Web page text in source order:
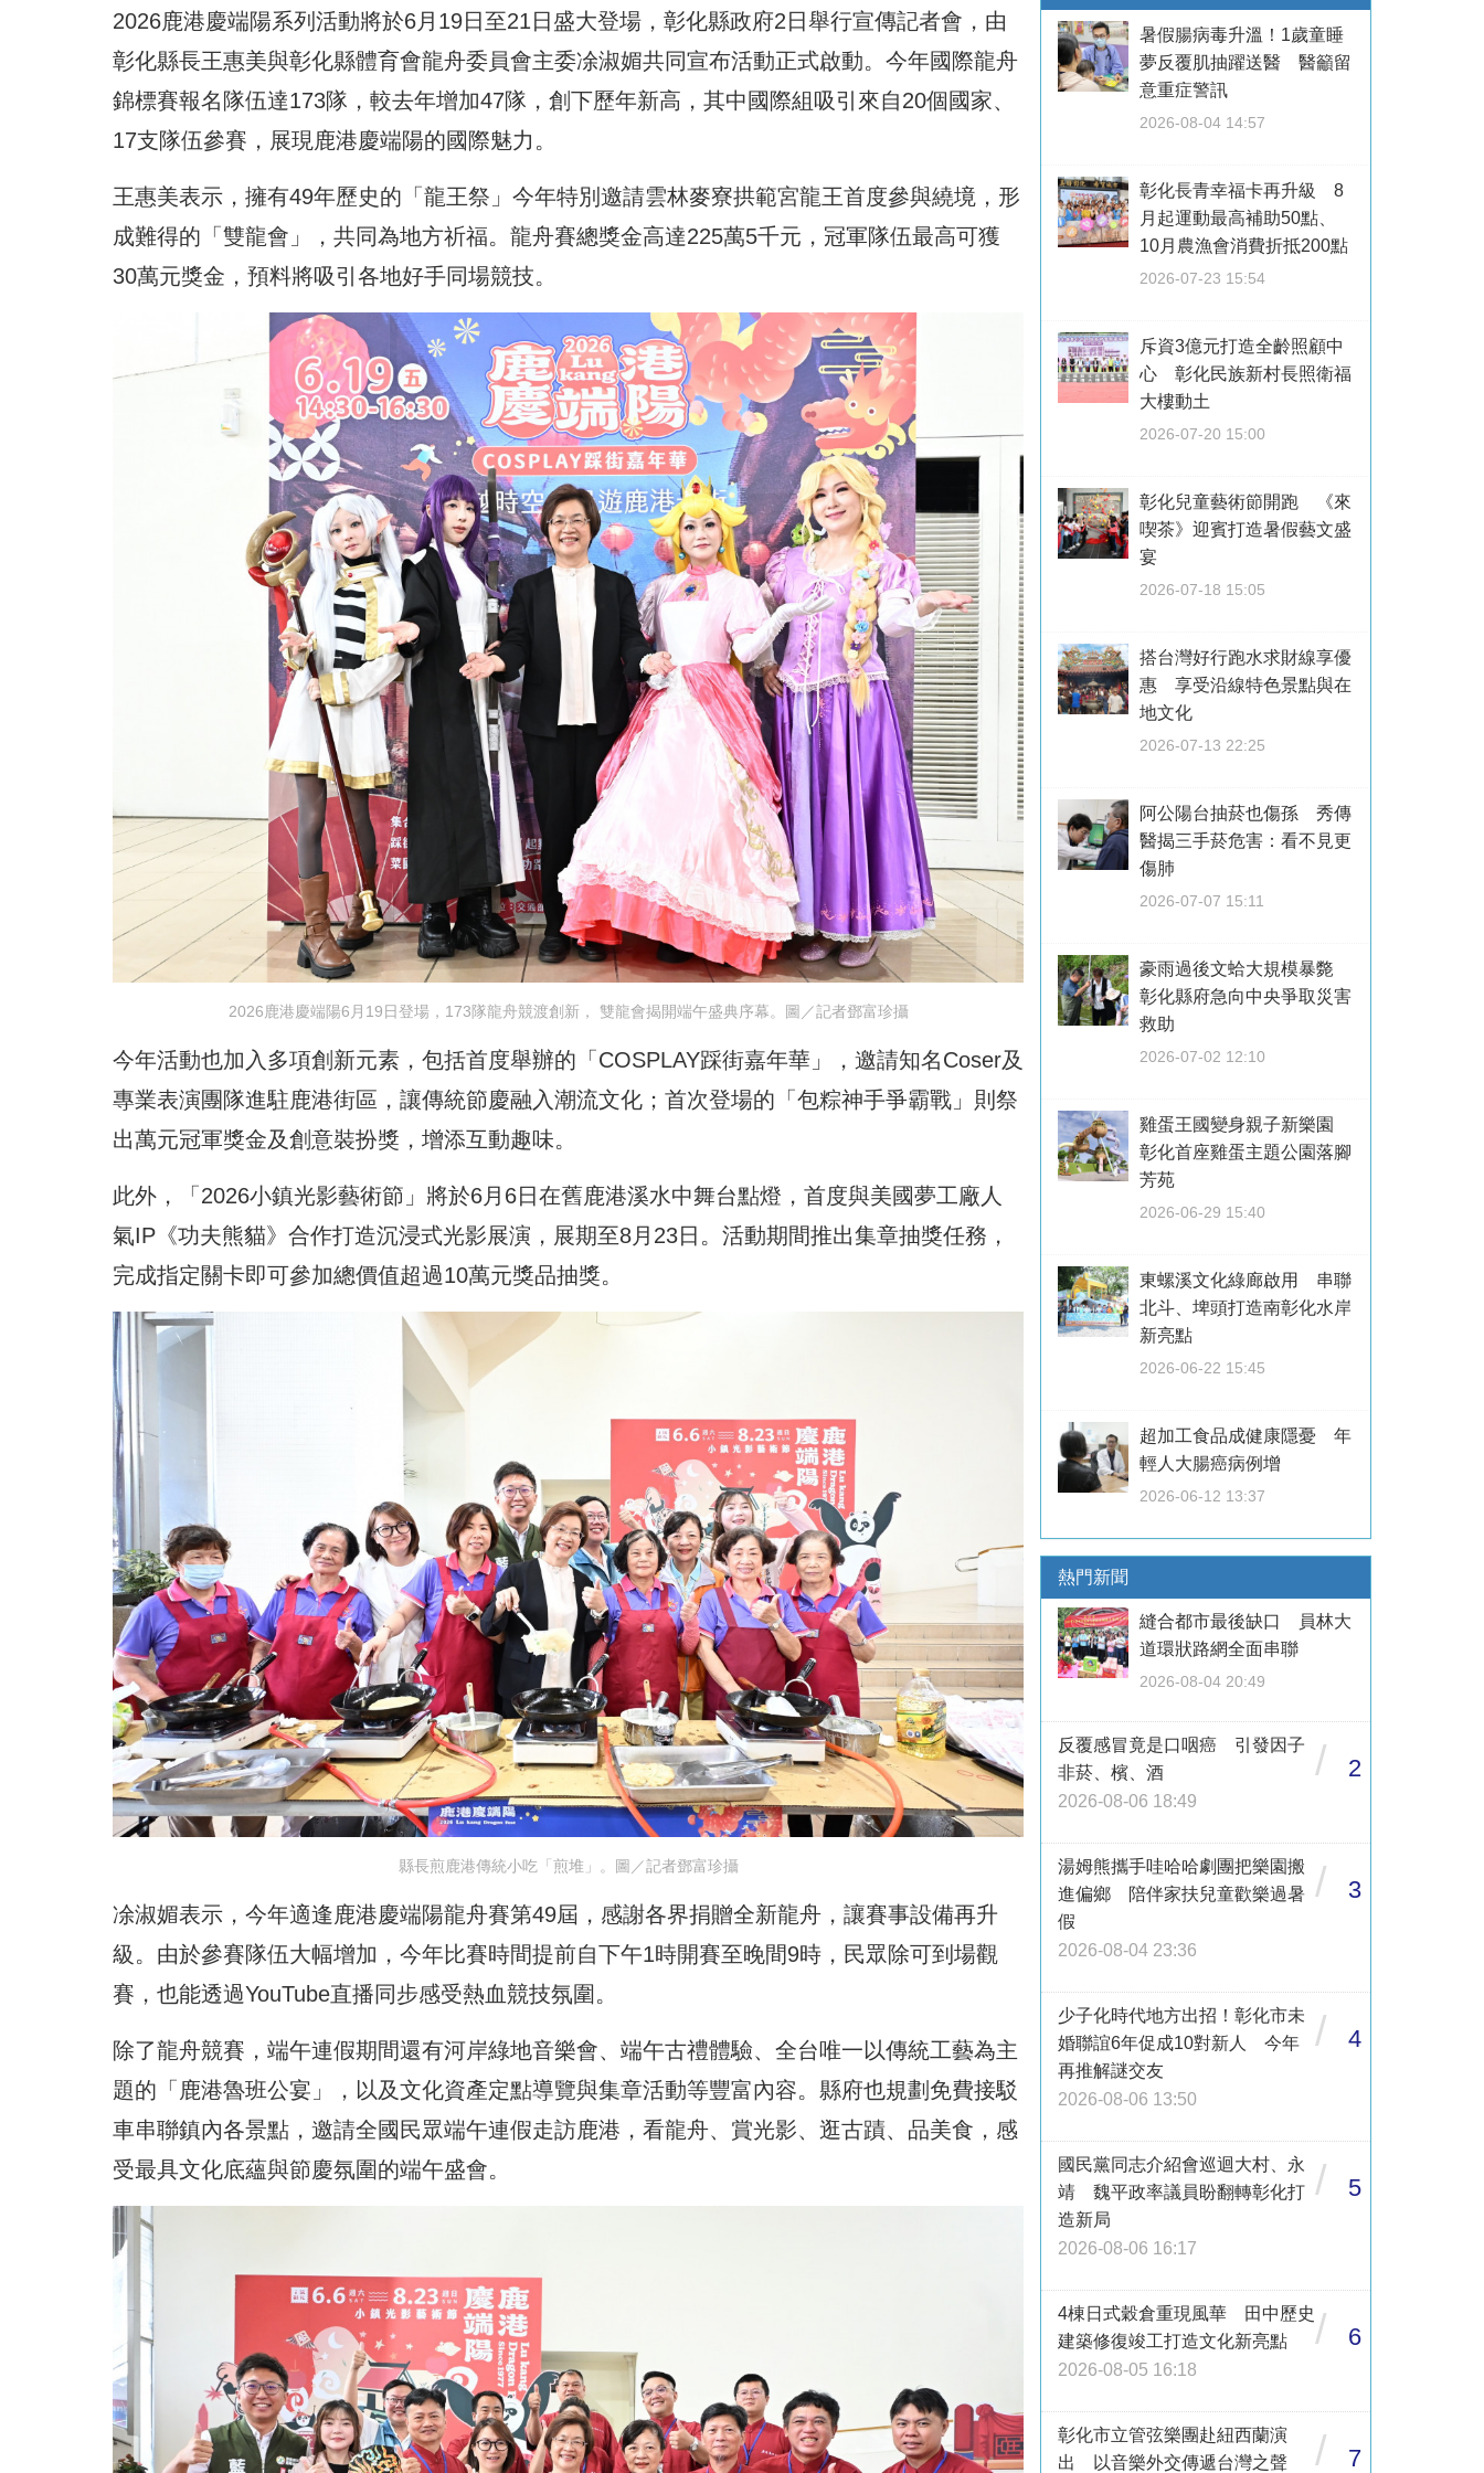
2026鹿港慶端陽系列活動將於6月19日至21日盛大登場，彰化縣政府2日舉行宣傳記者會，由
彰化縣長王惠美與彰化縣體育會龍舟委員會主委凃淑媚共同宣布活動正式啟動。今年國際龍舟
錦標賽報名隊伍達173隊，較去年增加47隊，創下歷年新高，其中國際組吸引來自20個國家、
17支隊伍參賽，展現鹿港慶端陽的國際魅力。
王惠美表示，擁有49年歷史的「龍王祭」今年特別邀請雲林麥寮拱範宮龍王首度參與繞境，形
成難得的「雙龍會」，共同為地方祈福。龍舟賽總獎金高達225萬5千元，冠軍隊伍最高可獲
30萬元獎金，預料將吸引各地好手同場競技。
2026鹿港慶端陽6月19日登場，173隊龍舟競渡創新， 雙龍會揭開端午盛典序幕。圖／記者鄧富珍攝
今年活動也加入多項創新元素，包括首度舉辦的「COSPLAY踩街嘉年華」，邀請知名Coser及
專業表演團隊進駐鹿港街區，讓傳統節慶融入潮流文化；首次登場的「包粽神手爭霸戰」則祭
出萬元冠軍獎金及創意裝扮獎，增添互動趣味。
此外，「2026小鎮光影藝術節」將於6月6日在舊鹿港溪水中舞台點燈，首度與美國夢工廠人
氣IP《功夫熊貓》合作打造沉浸式光影展演，展期至8月23日。活動期間推出集章抽獎任務，
完成指定關卡即可參加總價值超過10萬元獎品抽獎。
縣長煎鹿港傳統小吃「煎堆」。圖／記者鄧富珍攝
凃淑媚表示，今年適逢鹿港慶端陽龍舟賽第49屆，感謝各界捐贈全新龍舟，讓賽事設備再升
級。由於參賽隊伍大幅增加，今年比賽時間提前自下午1時開賽至晚間9時，民眾除可到場觀
賽，也能透過YouTube直播同步感受熱血競技氛圍。
除了龍舟競賽，端午連假期間還有河岸綠地音樂會、端午古禮體驗、全台唯一以傳統工藝為主
題的「鹿港魯班公宴」，以及文化資產定點導覽與集章活動等豐富內容。縣府也規劃免費接駁
車串聯鎮內各景點，邀請全國民眾端午連假走訪鹿港，看龍舟、賞光影、逛古蹟、品美食，感
受最具文化底蘊與節慶氛圍的端午盛會。
暑假腸病毒升溫！1歲童睡
夢反覆肌抽躍送醫 醫籲留
意重症警訊
2026-08-04 14:57
彰化長青幸福卡再升級 8
月起運動最高補助50點、
10月農漁會消費折抵200點
2026-07-23 15:54
斥資3億元打造全齡照顧中
心 彰化民族新村長照衛福
大樓動土
2026-07-20 15:00
彰化兒童藝術節開跑 《來
喫茶》迎賓打造暑假藝文盛
宴
2026-07-18 15:05
搭台灣好行跑水求財線享優
惠 享受沿線特色景點與在
地文化
2026-07-13 22:25
阿公陽台抽菸也傷孫 秀傳
醫揭三手菸危害：看不見更
傷肺
2026-07-07 15:11
豪雨過後文蛤大規模暴斃
彰化縣府急向中央爭取災害
救助
2026-07-02 12:10
雞蛋王國變身親子新樂園
彰化首座雞蛋主題公園落腳
芳苑
2026-06-29 15:40
東螺溪文化綠廊啟用 串聯
北斗、埤頭打造南彰化水岸
新亮點
2026-06-22 15:45
超加工食品成健康隱憂 年
輕人大腸癌病例增
2026-06-12 13:37
熱門新聞
縫合都市最後缺口 員林大
道環狀路網全面串聯
2026-08-04 20:49
反覆感冒竟是口咽癌 引發因子
非菸、檳、酒
2026-08-06 18:49
/ 2
湯姆熊攜手哇哈哈劇團把樂園搬
進偏鄉 陪伴家扶兒童歡樂過暑
假
2026-08-04 23:36
/ 3
少子化時代地方出招！彰化市未
婚聯誼6年促成10對新人 今年
再推解謎交友
2026-08-06 13:50
/ 4
國民黨同志介紹會巡迴大村、永
靖 魏平政率議員盼翻轉彰化打
造新局
2026-08-06 16:17
/ 5
4棟日式穀倉重現風華 田中歷史
建築修復竣工打造文化新亮點
2026-08-05 16:18
/ 6
彰化市立管弦樂團赴紐西蘭演
出 以音樂外交傳遞台灣之聲
/ 7